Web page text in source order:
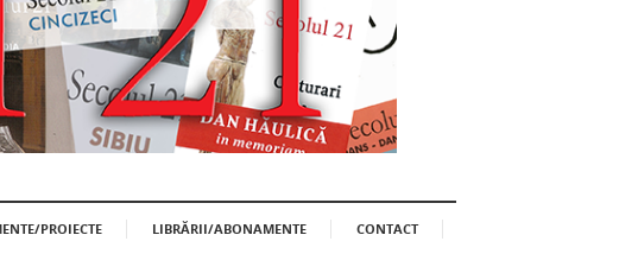
PROIECTE LIBRĂRII/ABONAMENTE CONTACT